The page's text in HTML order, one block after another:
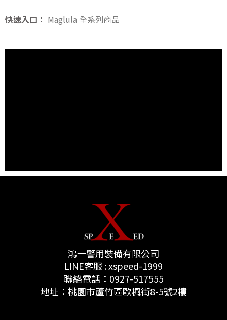
快速入口： Maglula 全系列商品
鴻一警用裝備有限公司
LINE客服 : xspeed-1999
聯絡電話：0927-517555
地址：桃園市蘆竹區歐楓街8-5號2樓